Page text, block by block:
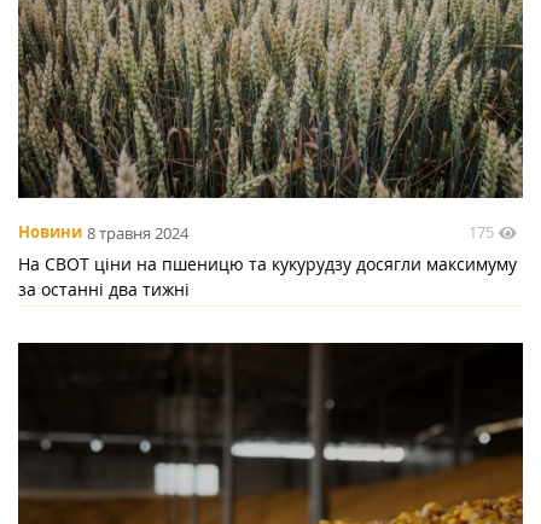
Новини 8 травня 2024 175
На СВОТ ціни на пшеницю та кукурудзу досягли максимуму
за останні два тижні